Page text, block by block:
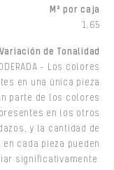
M² por caja
1,65
Variación de Tonalidad
- Los colores
en una única pieza
parte de los colores
presentes en los otros
y la cantidad de
cada pieza pueden
significativamente.